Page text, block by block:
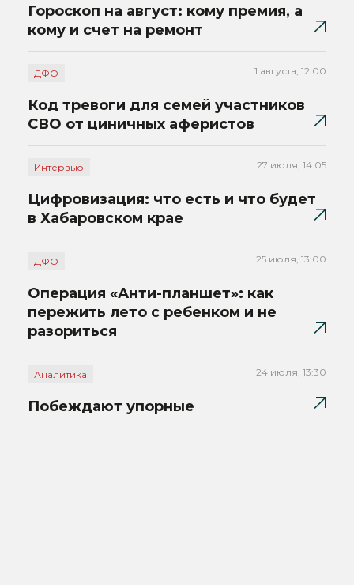
Гороскоп на август: кому премия, а
кому и счет на ремонт
ДФО 1 августа, 12:00
Код тревоги для семей участников
СВО от циничных аферистов
Интервью 27 июля, 14:05
Цифровизация: что есть и что будет
в Хабаровском крае
ДФО 25 июля, 13:00
Операция «Анти-планшет»: как
пережить лето с ребенком и не
разориться
Аналитика 24 июля, 13:30
Побеждают упорные